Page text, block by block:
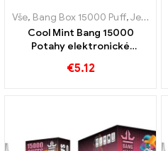
Vše, Bang Box 15000 Puff,Jednorázové e-cigarety Švédsko
Cool Mint Bang 15000
Potahy elektronické
Osvěžující chuťový zážitek
€5.12